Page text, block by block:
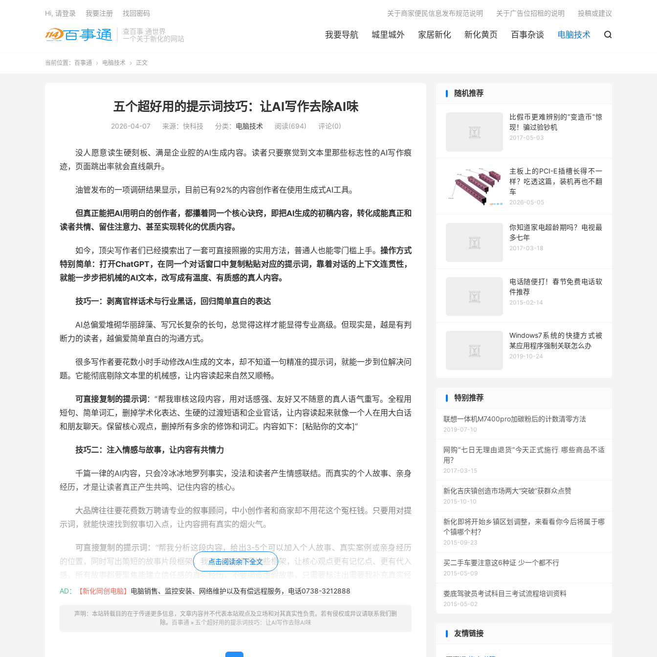
查百事 通世界
一个关于新化的网站
我要导航 城里城外 家居新化 新化黄页 百事杂谈 电脑技术 
关于商家便民信息发布规范说明 关于广告位招租的说明 投稿或建议
Hi, 请登录 我要注册 找回密码
当前位置： 百事通  电脑技术  正文
五个超好用的提示词技巧：让AI写作去除AI味
2026-04-07 来源：快科技 分类： 电脑技术 阅读(694) 评论(0)
没人愿意读生硬刻板、满是企业腔的AI生成内容。读者只要察觉到文本里那些标志性的AI写作痕
迹，页面跳出率就会直线飙升。
油管发布的一项调研结果显示，目前已有92%的内容创作者在使用生成式AI工具。
但真正能把AI用明白的创作者，都攥着同一个核心诀窍， 即把AI生成的初稿内容，转化成能真正和
读者共情、留住注意力、甚至实现转化的优质内容。
如今，顶尖写作者们已经摸索出了一套可直接照搬的实用方法，普通人也能零门槛上手。 操作方式
特别简单：打开ChatGPT，在同一个对话窗口中复制粘贴对应的提示词，靠着对话的上下文连贯性，
就能一步步把机械的AI文本，改写成有温度、有质感的真人内容。
技巧一：剥离官样话术与行业黑话，回归简单直白的表达
AI总偏爱堆砌华丽辞藻、写冗长复杂的长句，总觉得这样才能显得专业高级。但现实是，越是有判
断力的读者，越偏爱简单直白的沟通方式。
很多写作者要花数小时手动修改AI生成的文本，却不知道一句精准的提示词，就能一步到位解决问
题。它能彻底剔除文本里的机械感，让内容读起来自然又顺畅。
可直接复制的提示词 ：“帮我审核这段内容，用对话感强、友好又不随意的真人语气重写。全程用
短句、简单词汇，删掉学术化表达、生硬的过渡短语和企业官话，让内容读起来就像一个人在用大白话
和朋友聊天。保留核心观点，删掉所有多余的修饰和词汇。内容如下：[粘贴你的文本]”
技巧二：注入情感与故事，让内容有共情力
千篇一律的AI内容，只会冷冰冰地罗列事实，没法和读者产生情感联结。而真实的个人故事、亲身
经历，才是让读者真正产生共鸣、记住内容的核心。
大品牌往往要花费数万聘请专业的叙事顾问，中小创作者和商家却不用花这个冤枉钱。只要用对提
示词，就能快速找到叙事切入点，让内容拥有真实的烟火气。
可直接复制的提示词： “帮我分析这段内容，给出3-5个可以加入个人故事、真实案例或亲身经历
的位置，同时写出简短的故事片段框架，我可以直接套用这些框架，让核心观点更有记忆点、更有代入
感。所有故事都要聚焦能建立信任感的真实经历，不要编造虚假故事，只需要标注出需要我补充真实经
历的部分。内容如下：[粘贴你的文本]”
技巧三：打磨行文节奏，打造自然的逻辑流
的段落强行拼接在一起，读者很容易就会失去阅读耐心，直接划走。
点击阅读余下全文
AD： 【新化同创电脑】 电脑销售、监控安装、网络维护以及有偿远程服务，电话0738-3212888
声明：本站转载目的在于传递更多信息，文章内容并不代表本站观点及立场和对其真实性负责。若有侵权或异议请联系我们删
除。 百事通 » 五个超好用的提示词技巧：让AI写作去除AI味
随机推荐
比假币更难辨别的“变造币”惊
现！骗过验钞机
2017-05-03
主板上的PCI-E插槽长得不一
样？吃透这篇，装机再也不翻
车
2026-05-05
你知道家电超龄期吗？电视最
多七年
2017-03-18
电话随便打！春节免费电话软
件推荐
2015-02-14
Windows7系统的快捷方式被
某应用程序强制关联怎么办
2019-10-24
特别推荐
联想一体机M7400pro加碳粉后的计数清零方法
2019-07-10
网购“七日无理由退货”今天正式施行 哪些商品不适
用？
2017-03-15
新化吉庆镇创造市场两大“突破”获群众点赞
2015-10-10
新化即将开始乡镇区划调整，来看看你今后将属于哪
个镇哪个村？
2015-09-23
买二手车要注意这6种证 少一个都不行
2015-05-09
娄底驾驶员考试科目三考试流程培训资料
2015-05-02
友情链接